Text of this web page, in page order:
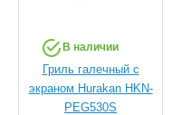
В наличии
Гриль галечный с
экраном Hurakan HKN-
PEG530S